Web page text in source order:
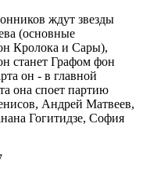
ждут звезды
(основные
Кролока и Сары),
станет Графом фон
он - в главной
она споет партию
Андрей Матвеев,
Гогитидзе, София